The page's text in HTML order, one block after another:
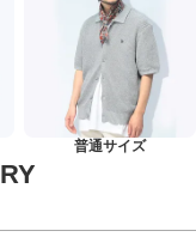
普通サイズ